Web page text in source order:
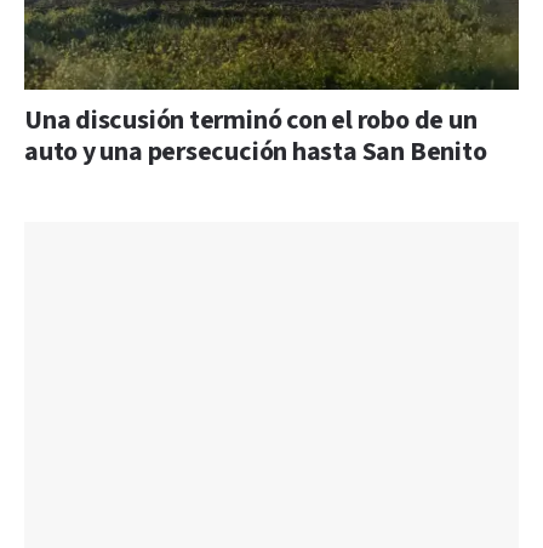
Una discusión terminó con el robo de un
auto y una persecución hasta San Benito